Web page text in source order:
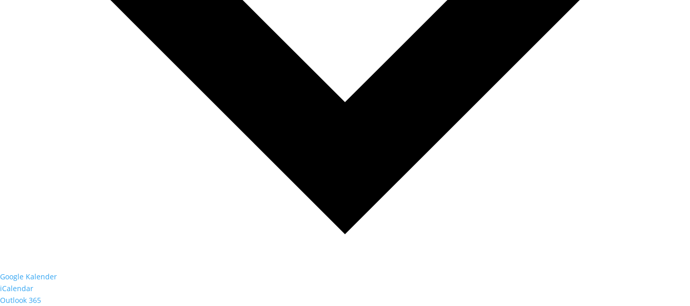
Google Kalender
iCalendar
Outlook 365